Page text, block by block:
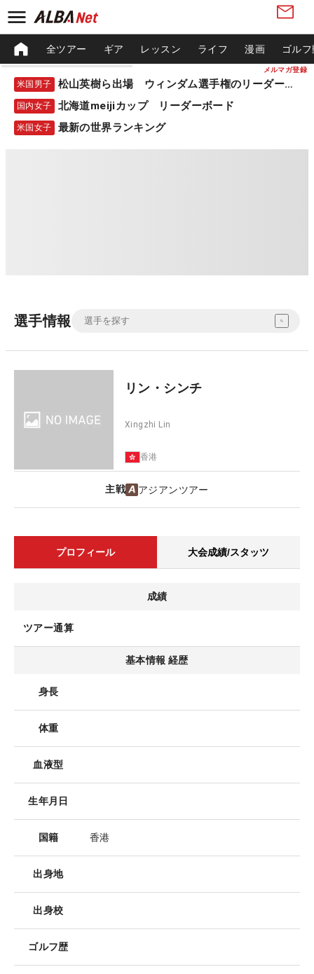
メルマガ登録
全ツアー ギア レッスン ライフ 漫画 ゴル
米国男子 松山英樹ら出場 ウィンダム選手権のリーダーボード
国内女子 北海道meijiカップ リーダーボード
米国女子 最新の世界ランキング
選手情報
リン・シンチ
Xingzhi Lin
香港
主戦 アジアンツアー
プロフィール 大会成績/スタッツ
成績
ツアー通算
基本情報 経歴
身長
体重
血液型
生年月日
国籍 香港
出身地
出身校
ゴルフ歴